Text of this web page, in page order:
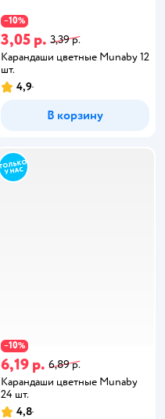
−10%
3,05 р. 3,39 р.
Карандаши цветные Munaby 12
шт.
4,9
В корзину
−10%
6,19 р. 6,89 р.
Карандаши цветные Munaby
24 шт.
4,8